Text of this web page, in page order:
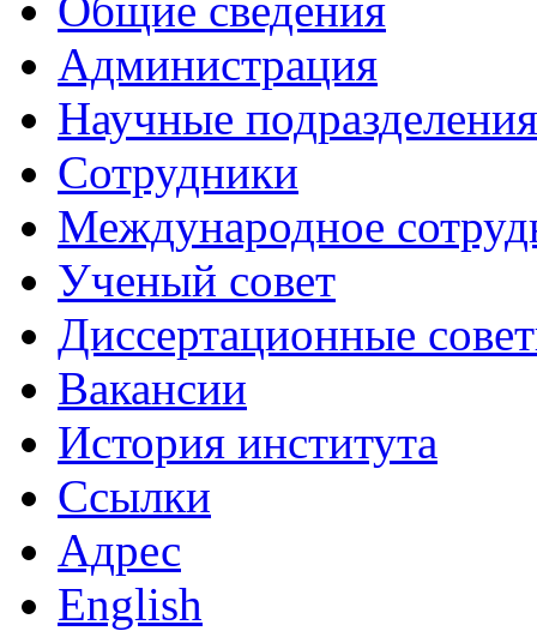
Администрация
Научные подразделения
Сотрудники
Международное
Ученый совет
Диссертационные
Вакансии
История института
Ссылки
Адрес
English